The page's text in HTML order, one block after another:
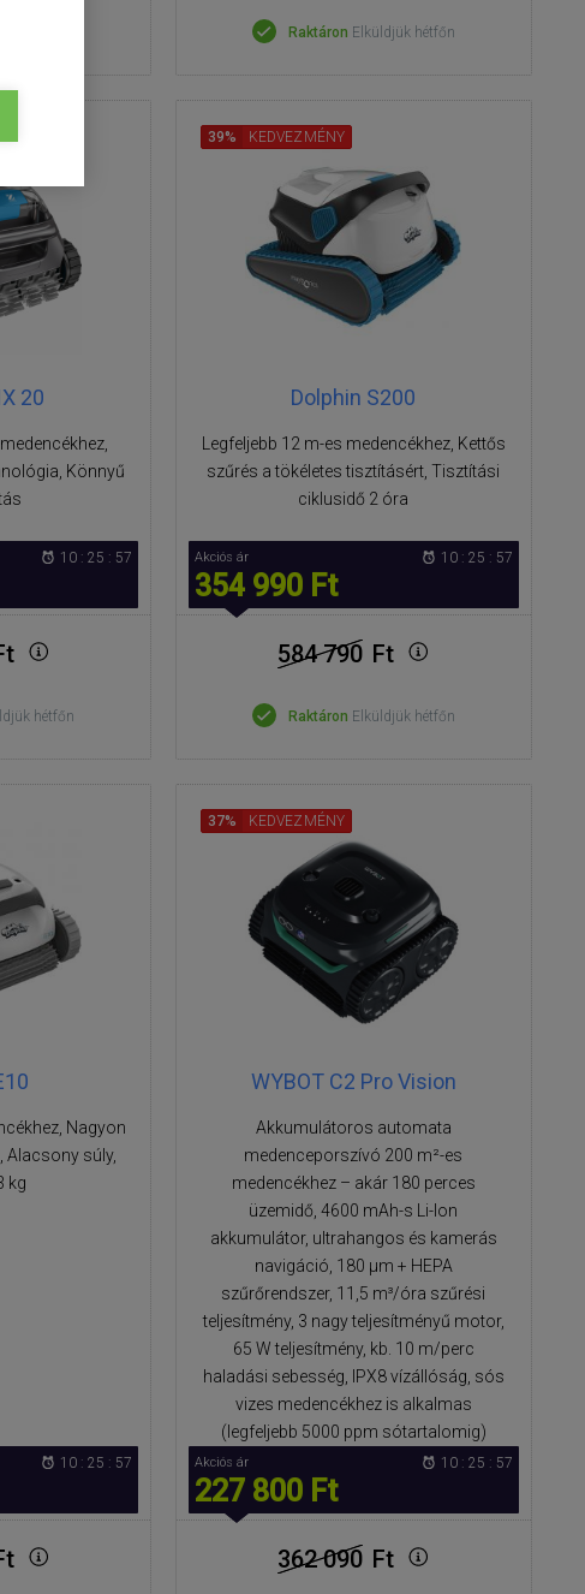
Raktáron Elküldjük hétfőn
20
Könnyű
10 : 25 : 56
hétfőn
Dolphin S200
Legfeljebb 12 m-es medencékhez, Kettős
szűrés a tökéletes tisztításért, Tisztítási
ciklusidő 2 óra
39% KEDVEZMÉNY
Akciós ár
354 990 Ft
10 : 25 : 56
584 790 Ft
Raktáron Elküldjük hétfőn
Nagyon
Alacsony súly,
kg
10 : 25 : 56
WYBOT C2 Pro Vision
Akkumulátoros automata
medenceporszívó 200 m²-es
medencékhez – akár 180 perces
üzemidő, 4600 mAh-s Li-Ion
akkumulátor, ultrahangos és kamerás
navigáció, 180 μm + HEPA
szűrőrendszer, 11,5 m³/óra szűrési
teljesítmény, 3 nagy teljesítményű motor,
65 W teljesítmény, kb. 10 m/perc
haladási sebesség, IPX8 vízállóság, sós
vizes medencékhez is alkalmas
(legfeljebb 5000 ppm sótartalomig)
37% KEDVEZMÉNY
Akciós ár
227 800 Ft
10 : 25 : 56
362 090 Ft